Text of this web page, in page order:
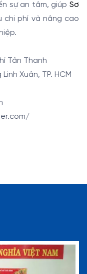
sự an tâm, giúp Sơ
chi phí và nâng cao
Tân Thanh
Xuân, TP. HCM